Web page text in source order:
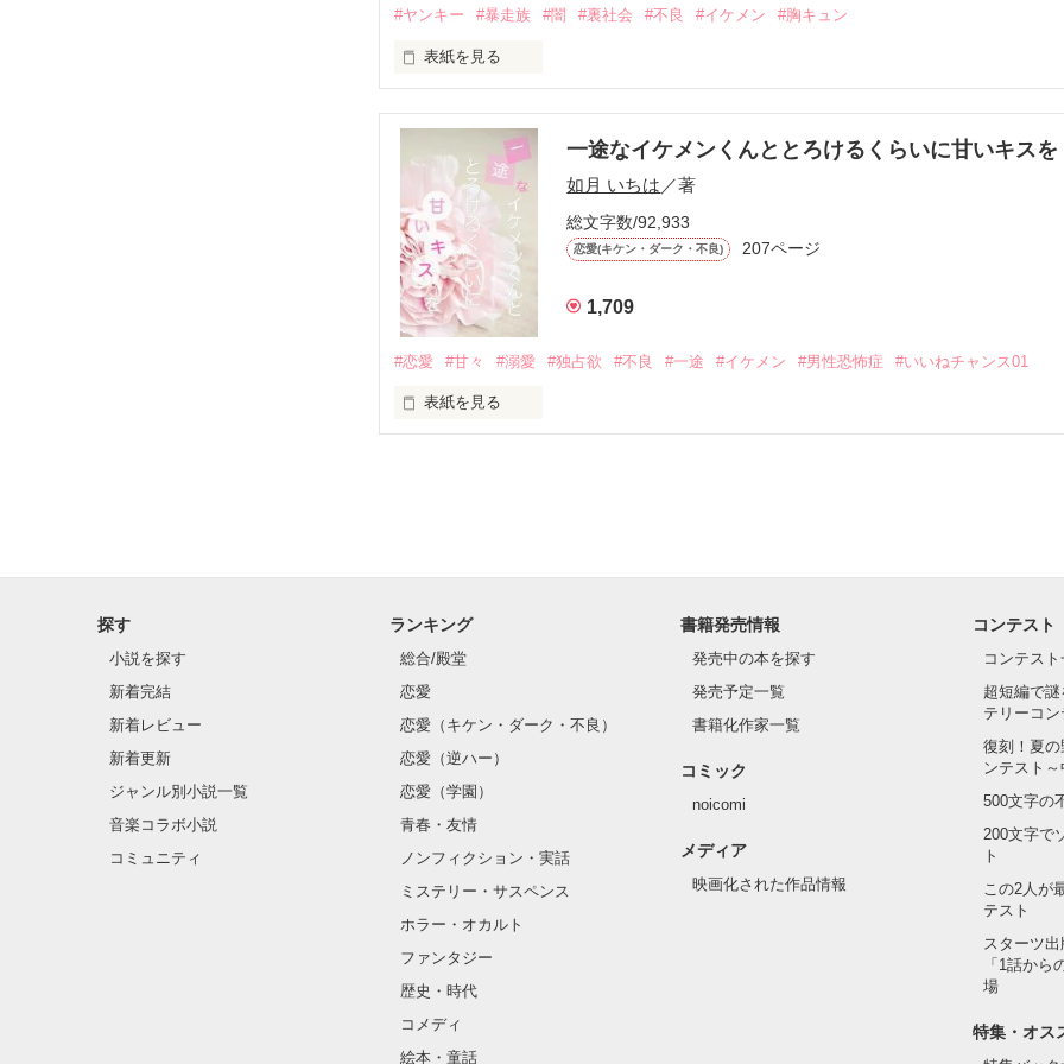
「澪ちゃん。」
それは止まっていた恋が再び動き始める合図──。
✨.ﾟ･*..☆.｡.:*✨.☆.｡.:. *:ﾟ✨.ﾟ･*..☆.｡.:*✨
人見知りだけど優しい無自覚だけどモテる
冴木澪-SaekiMio
×
基本女子に冷たいのに澪にはわんこ男子になる
篠宮光-ShinomiyaHikaru
✨.ﾟ･*..☆.｡.:*✨.☆.｡.:. *:ﾟ✨.ﾟ･*..☆.｡.:*✨
#ヤンキー #暴走族 #闇 #裏社会 #不良 #イケメン #胸キュン
表紙を見る
一途なイケメンくんととろけるくらいに甘いキスを
如月 いちは ／著
総文字数/92,933
恋愛(キケン・ダーク・不良) 207ページ
1,709
#恋愛 #甘々 #溺愛 #独占欲 #不良 #一途 #イケメン #男性恐怖症 #いいねチャンス01
表紙を見る
クラス替えをして隣の席になったのは────
金髪に近い明るい髪色
片耳には琥珀色のピアス
ほとんど笑顔なんて見せたことがなくてぶっきらぼう
そんな性格と見た目のせいで学校中のみんなから
怖くて近づいてはいけない人だと思っていたのに
探す
小説を探す
新着完結
新着レビュー
新着更新
ジャンル別小説一覧
音楽コラボ小説
コミュニティ
ランキング
総合/殿堂
恋愛
恋愛（キケン・ダーク・不良）
恋愛（逆ハー）
恋愛（学園）
青春・友情
ノンフィクション・実話
ミステリー・サスペンス
ホラー・オカルト
ファンタジー
歴史・時代
コメディ
絵本・童話
書籍発売情報
発売中の本を探す
発売予定一覧
書籍化作家一覧
コミック
noicomi
メディア
映画化された作品情報
コンテスト
コンテス
超短編で
テリーコ
復刻！夏
ンテスト
500文字の
200文字で
ト
この2人が
テスト
スターツ
「1話から
場
特集・オス